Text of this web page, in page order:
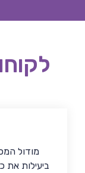
מודול
ביעילות